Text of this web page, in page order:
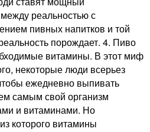
реальностью с
пивных напитков и той
порождает. 4. Пиво
витамины. В этот миф
некоторые люди всерьез
ежедневно выпивать
самым свой организм
и витаминами. Но
которого витамины